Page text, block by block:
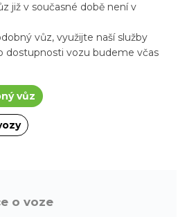
již v současné době není v
vůz, využijte naší služby
dostupnosti vozu budeme včas
vůz
o voze